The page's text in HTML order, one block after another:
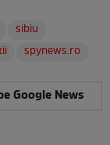
sibiu
spynews.ro
Google News